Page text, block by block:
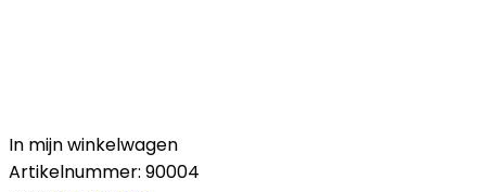
In mijn winkelwagen
Artikelnummer: 90004